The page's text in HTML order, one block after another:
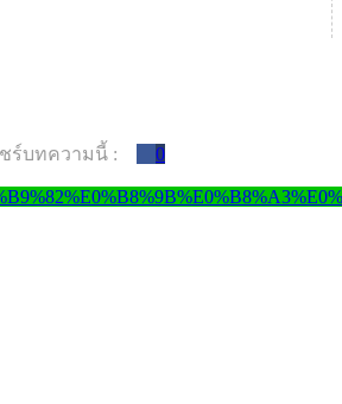
ร์บทความนี้ : 0